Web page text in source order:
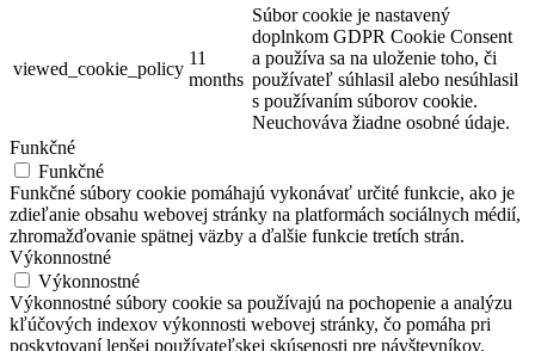
viewed_cookie_policy
11
months
Súbor cookie je nastavený
doplnkom GDPR Cookie Consent
a používa sa na uloženie toho, či
používateľ súhlasil alebo nesúhlasil
s používaním súborov cookie.
Neuchováva žiadne osobné údaje.
Funkčné
Funkčné
Funkčné súbory cookie pomáhajú vykonávať určité funkcie, ako je
zdieľanie obsahu webovej stránky na platformách sociálnych médií,
zhromažďovanie spätnej väzby a ďalšie funkcie tretích strán.
Výkonnostné
Výkonnostné
Výkonnostné súbory cookie sa používajú na pochopenie a analýzu
kľúčových indexov výkonnosti webovej stránky, čo pomáha pri
poskytovaní lepšej používateľskej skúsenosti pre návštevníkov.